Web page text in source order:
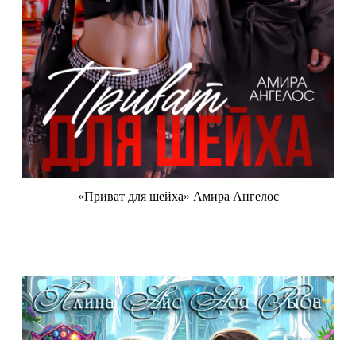
«Приват для шейха» Амира Ангелос